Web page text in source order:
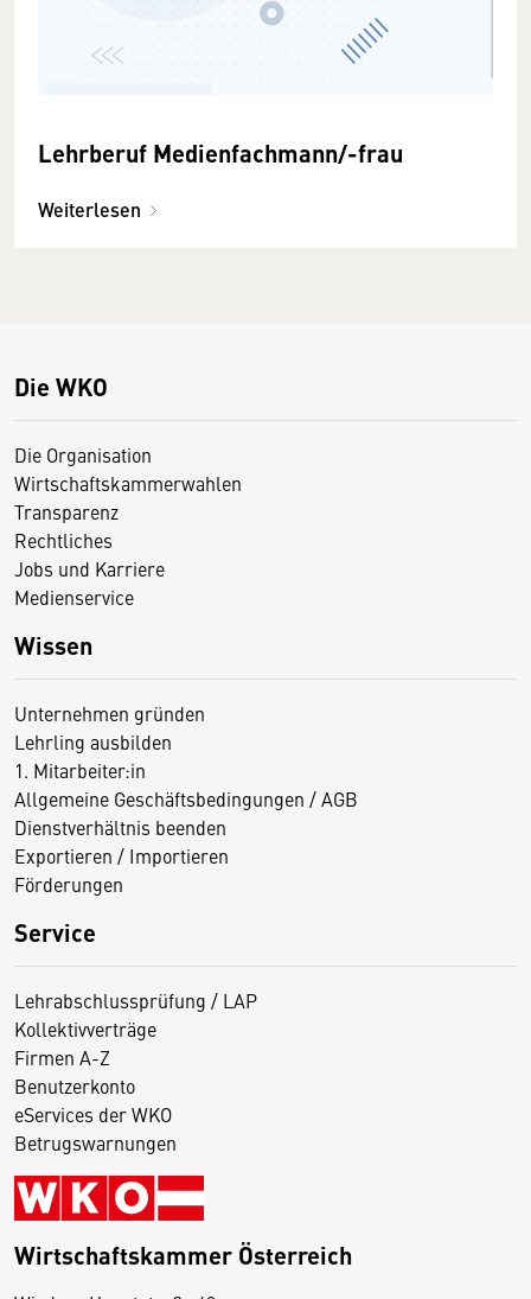
Lehrberuf Medienfachmann/-frau
Weiterlesen
Die WKO
Die Organisation
Wirtschaftskammerwahlen
Transparenz
Rechtliches
Jobs und Karriere
Medienservice
Wissen
Unternehmen gründen
Lehrling ausbilden
1. Mitarbeiter:in
Allgemeine Geschäftsbedingungen / AGB
Dienstverhältnis beenden
Exportieren / Importieren
Förderungen
Service
Lehrabschlussprüfung / LAP
Kollektivverträge
Firmen A-Z
Benutzerkonto
eServices der WKO
Betrugswarnungen
Wirtschaftskammer Österreich